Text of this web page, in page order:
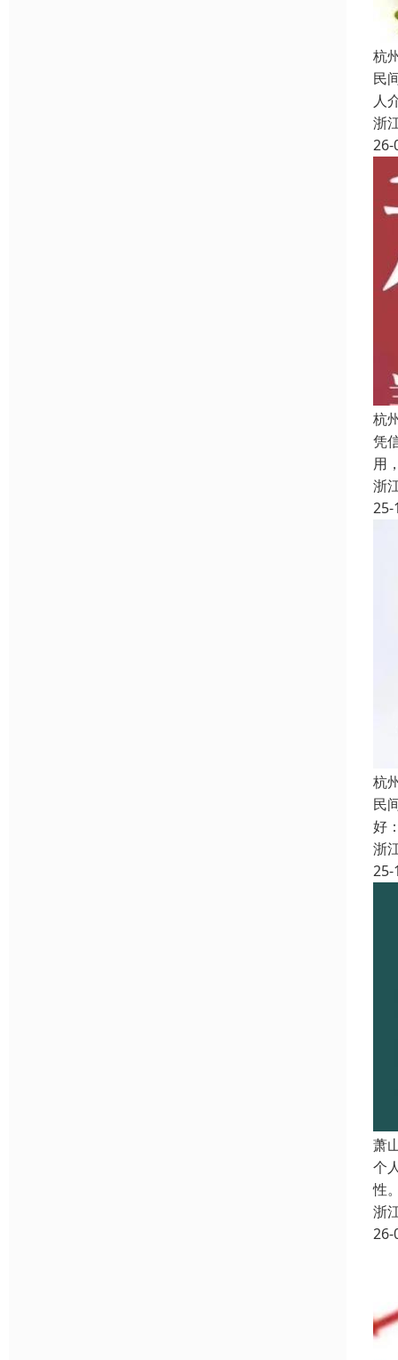
杭
民
人
浙
26-
杭
凭
用
浙
25-
杭
民
好
浙
25-
萧
个
性
浙
26-